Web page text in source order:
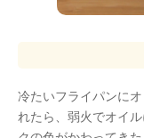
冷たいフライパンに
れたら、弱火でオイ